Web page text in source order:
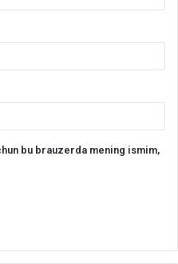
bu brauzerda mening ismim,